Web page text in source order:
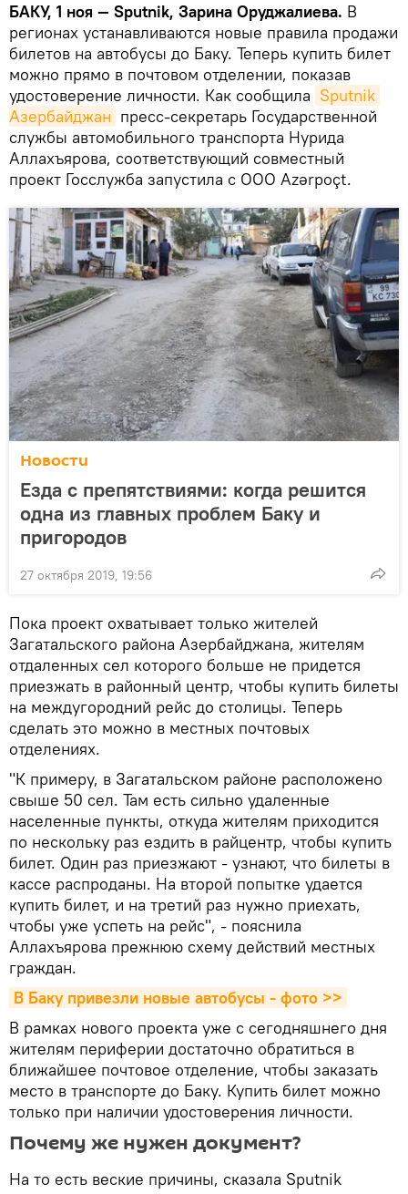
БАКУ, 1 ноя — Sputnik, Зарина Оруджалиева. В
регионах устанавливаются новые правила продажи
билетов на автобусы до Баку. Теперь купить билет
можно прямо в почтовом отделении, показав
удостоверение личности. Как сообщила Sputnik
Азербайджан пресс-секретарь Государственной
службы автомобильного транспорта Нурида
Аллахъярова, соответствующий совместный
проект Госслужба запустила с ООО Azərpoçt.
Новости
Езда с препятствиями: когда решится
одна из главных проблем Баку и
пригородов
27 октября 2019, 19:56
Пока проект охватывает только жителей
Загатальского района Азербайджана, жителям
отдаленных сел которого больше не придется
приезжать в районный центр, чтобы купить билеты
на междугородний рейс до столицы. Теперь
сделать это можно в местных почтовых
отделениях.
"К примеру, в Загатальском районе расположено
свыше 50 сел. Там есть сильно удаленные
населенные пункты, откуда жителям приходится
по нескольку раз ездить в райцентр, чтобы купить
билет. Один раз приезжают - узнают, что билеты в
кассе распроданы. На второй попытке удается
купить билет, и на третий раз нужно приехать,
чтобы уже успеть на рейс", - пояснила
Аллахъярова прежнюю схему действий местных
граждан.
В Баку привезли новые автобусы - фото >>
В рамках нового проекта уже с сегодняшнего дня
жителям периферии достаточно обратиться в
ближайшее почтовое отделение, чтобы заказать
место в транспорте до Баку. Купить билет можно
только при наличии удостоверения личности.
Почему же нужен документ?
На то есть веские причины, сказала Sputnik